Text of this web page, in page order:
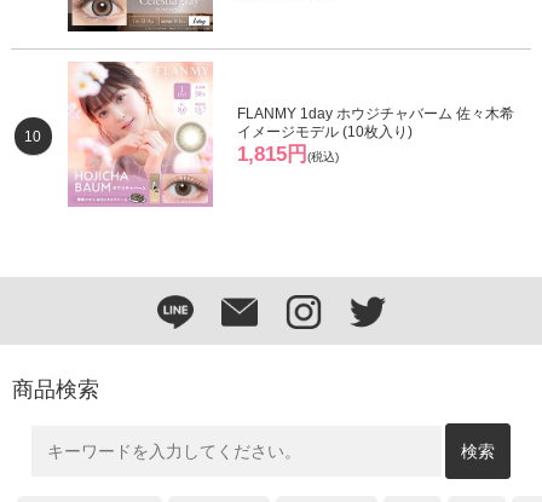
10
FLANMY 1day ホウジチャバーム 佐々木希
イメージモデル (10枚入り)
1,815円 (税込)
商品検索